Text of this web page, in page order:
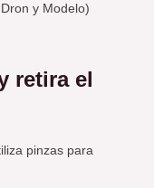
y Modelo)
retira el
pinzas para